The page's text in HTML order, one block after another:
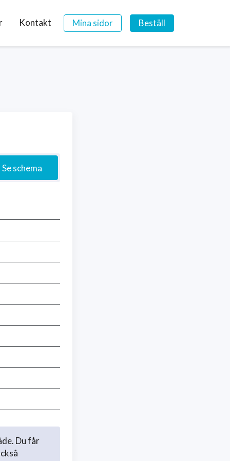
Kontakt Mina sidor Beställ
Se schema
Du får